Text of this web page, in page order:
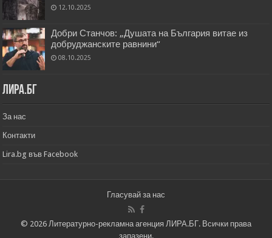
12.10.2025
Добри Станчов: „Душата на България витае из
добруджанските равнини“
08.10.2025
Лира.бг
За нас
Контакти
Lira.bg във Facebook
Гласувай за нас
© 2026 Литературно-рекламна агенция ЛИРА.БГ. Всички права
запазени.